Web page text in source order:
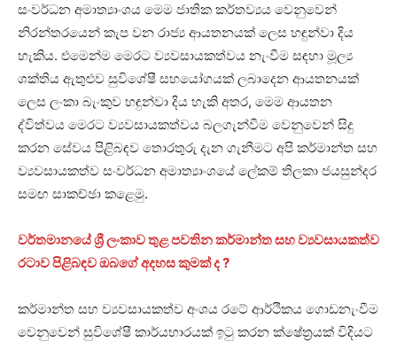
සංවර්ධන අමාත්‍යාංශය මෙම ජාතික කර්තව්‍යය වෙනුවෙන්
නිරන්තරයෙන් කැප වන රාජ්‍ය ආයතනයක් ලෙස හඳුන්වා දිය
හැකිය. එමෙන්ම මෙරට ව්‍යවසායකත්වය නැංවීම සඳහා මූල්‍ය
ශක්තිය ඇතුළුව සුවිශේෂී සහයෝගයක් ලබාදෙන ආයතනයක්
ලෙස ලංකා බැංකුව හඳුන්වා දිය හැකි අතර, මෙම ආයතන
ද්විත්වය මෙරට ව්‍යවසායකත්වය බලගැන්වීම වෙනුවෙන් සිදු
කරන සේවය පිළිබඳව තොරතුරු දැන ගැනීමට අපි කර්මාන්ත සහ
ව්‍යවසායකත්ව සංවර්ධන අමාත්‍යාංශයේ ලේකම් තිලකා ජයසුන්දර
සමඟ සාකච්ඡා කළෙමු.
වර්තමානයේ ශ්‍රී ලංකාව තුළ පවතින කර්මාන්ත සහ ව්‍යවසායකත්ව
රටාව පිළිබඳව ඔබගේ අදහස කුමක් ද ?
කර්මාන්ත සහ ව්‍යවසායකත්ව අංශය රටේ ආර්ථිකය ගොඩනැංවීම
වෙනුවෙන් සුවිශේෂී කාර්යභාරයක් ඉටු කරන ක්ෂේත්‍රයක් විදියට